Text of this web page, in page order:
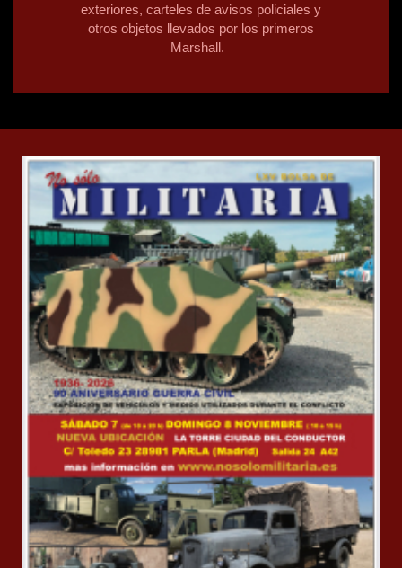
exteriores, carteles de avisos policiales y
otros objetos llevados por los primeros
Marshall.